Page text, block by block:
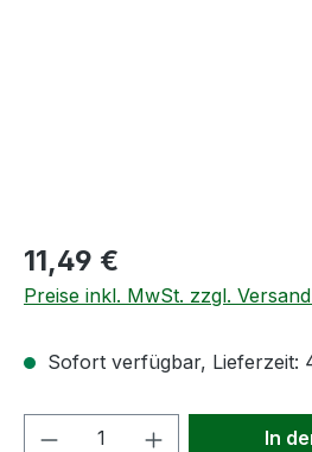
Regulärer Preis:
11,49 €
Preise inkl. MwSt. zzgl.
Sofort verfügbar, Lieferzeit:
Produkt Anzahl: Gib
In